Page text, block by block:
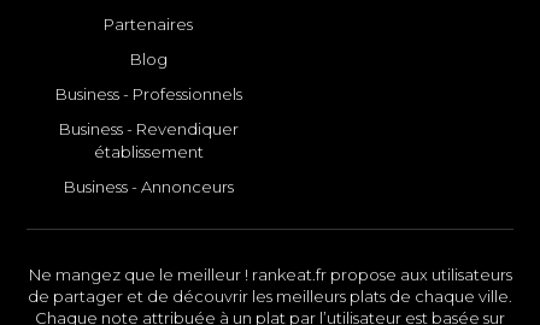
Partenaires
Blog
Business - Professionnels
Business - Revendiquer
établissement
Business - Annonceurs
Ne mangez que le meilleur ! rankeat.fr propose aux utilisateurs
de partager et de découvrir les meilleurs plats de chaque ville.
Chaque note attribuée à un plat par l’utilisateur est basée sur